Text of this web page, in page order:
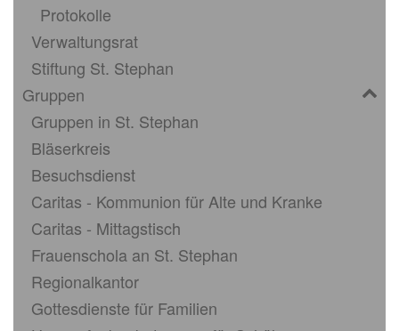
Protokolle
Verwaltungsrat
Stiftung St. Stephan
Gruppen
Gruppen in St. Stephan
Bläserkreis
Besuchsdienst
Caritas - Kommunion für Alte und Kranke
Caritas - Mittagstisch
Frauenschola an St. Stephan
Regionalkantor
Gottesdienste für Familien